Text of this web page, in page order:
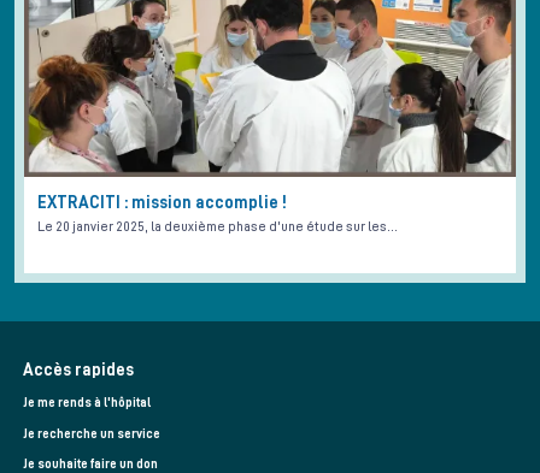
EXTRACITI : mission accomplie !
Le 20 janvier 2025, la deuxième phase d'une étude sur les…
Accès rapides
Je me rends à l'hôpital
Je recherche un service
Je souhaite faire un don